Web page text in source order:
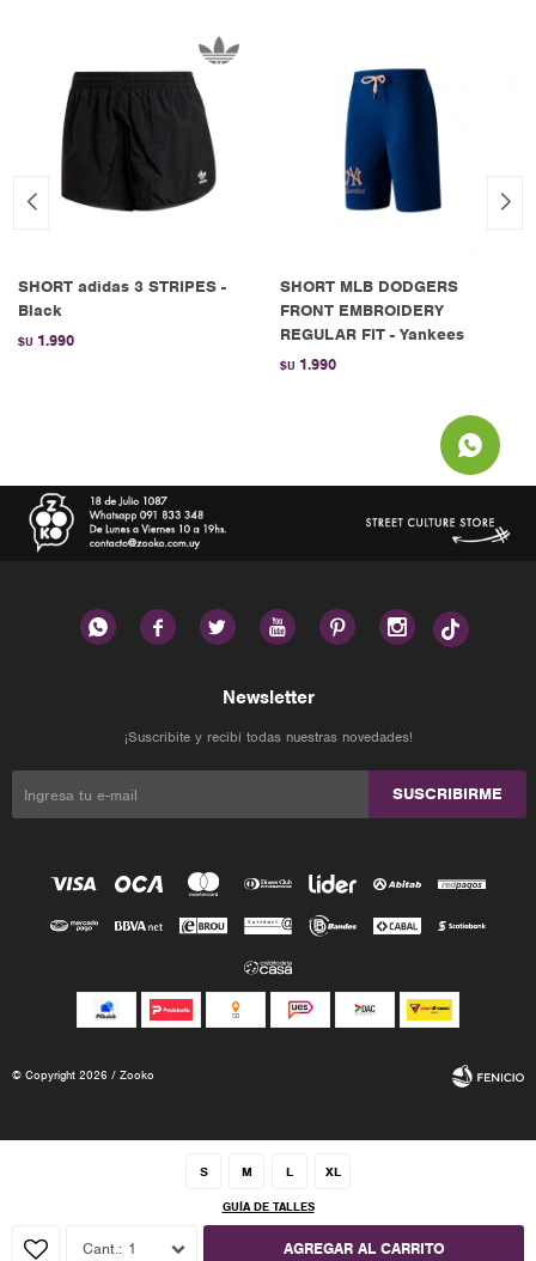
S M L XL
GUÍA DE TALLES
1 AGREGAR AL CARRITO
SHORT adidas 3 STRIPES -
Black
$U 1.990
SHORT MLB DODGERS
FRONT EMBROIDERY
REGULAR FIT - Yankees
$U 1.990
     
Newsletter
¡Suscribite y recibí todas nuestras novedades!
SUSCRIBIRME
© Copyright 2026 / Zooko